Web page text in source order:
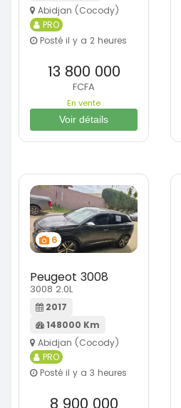
Abidjan (Cocody)
PRO
Posté il y a 2 heures
13 800 000
FCFA
En vente
Voir détails
6
Peugeot 3008
3008 2.0L
2017
148000 Km
Abidjan (Cocody)
PRO
Posté il y a 3 heures
8 900 000